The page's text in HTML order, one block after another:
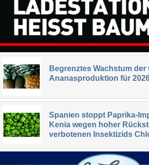
Begrenztes Wachstum der
Ananasproduktion für
Spanien stoppt Paprika-
Kenia wegen hoher
verbotenen Insektizids